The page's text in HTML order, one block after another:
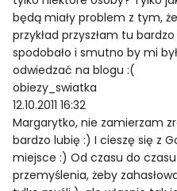
będą miały problem z tym,
przykład przyszłam tu
spodobało i smutno by mi
odwiedzać na blogu :(
obiezy_swiatka
12.10.2011 16:32
Margarytko, nie zamierzam
bardzo lubię :) I cieszę się z
miejsce :) Od czasu do
przemyślenia, żeby